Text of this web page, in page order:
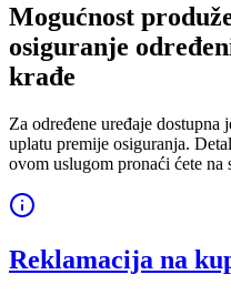
Mogućnost
osiguranje
krađe
Za određene uređaje dostupna
uplatu premije osiguranja.
ovom uslugom pronaći ćete na
Reklamacija na